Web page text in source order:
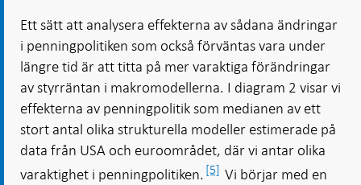
Ett sätt att analysera effekterna av sådana ändringar
i penningpolitiken som också förväntas vara under
längre tid är att titta på mer varaktiga förändringar
av styrräntan i makromodellerna. I diagram 2 visar vi
effekterna av penningpolitik som medianen av ett
stort antal olika strukturella modeller estimerade på
data från USA och euroområdet, där vi antar olika
varaktighet i penningpolitiken. [5] Vi börjar med en